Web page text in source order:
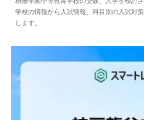
学校の情報から入試情報、科目別の入試対
します。